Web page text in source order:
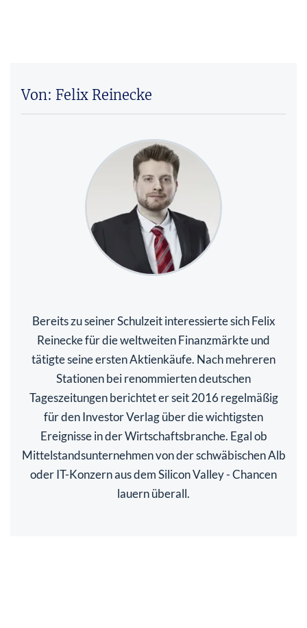
Von: Felix Reinecke
Bereits zu seiner Schulzeit interessierte sich Felix
Reinecke für die weltweiten Finanzmärkte und
tätigte seine ersten Aktienkäufe. Nach mehreren
Stationen bei renommierten deutschen
Tageszeitungen berichtet er seit 2016 regelmäßig
für den Investor Verlag über die wichtigsten
Ereignisse in der Wirtschaftsbranche. Egal ob
Mittelstandsunternehmen von der schwäbischen Alb
oder IT-Konzern aus dem Silicon Valley - Chancen
lauern überall.